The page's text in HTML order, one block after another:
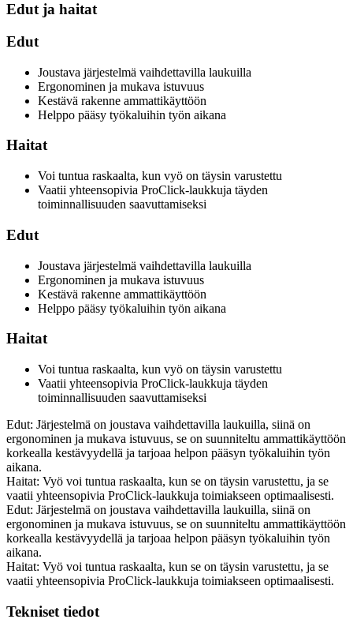
Edut ja haitat
Edut
Joustava järjestelmä vaihdettavilla laukuilla
Ergonominen ja mukava istuvuus
Kestävä rakenne ammattikäyttöön
Helppo pääsy työkaluihin työn aikana
Haitat
Voi tuntua raskaalta, kun vyö on täysin varustettu
Vaatii yhteensopivia ProClick-laukkuja täyden
toiminnallisuuden saavuttamiseksi
Edut
Joustava järjestelmä vaihdettavilla laukuilla
Ergonominen ja mukava istuvuus
Kestävä rakenne ammattikäyttöön
Helppo pääsy työkaluihin työn aikana
Haitat
Voi tuntua raskaalta, kun vyö on täysin varustettu
Vaatii yhteensopivia ProClick-laukkuja täyden
toiminnallisuuden saavuttamiseksi
Edut: Järjestelmä on joustava vaihdettavilla laukuilla, siinä on
ergonominen ja mukava istuvuus, se on suunniteltu ammattikäyttöön
korkealla kestävyydellä ja tarjoaa helpon pääsyn työkaluihin työn
aikana.
Haitat: Vyö voi tuntua raskaalta, kun se on täysin varustettu, ja se
vaatii yhteensopivia ProClick-laukkuja toimiakseen optimaalisesti.
Edut: Järjestelmä on joustava vaihdettavilla laukuilla, siinä on
ergonominen ja mukava istuvuus, se on suunniteltu ammattikäyttöön
korkealla kestävyydellä ja tarjoaa helpon pääsyn työkaluihin työn
aikana.
Haitat: Vyö voi tuntua raskaalta, kun se on täysin varustettu, ja se
vaatii yhteensopivia ProClick-laukkuja toimiakseen optimaalisesti.
Tekniset tiedot